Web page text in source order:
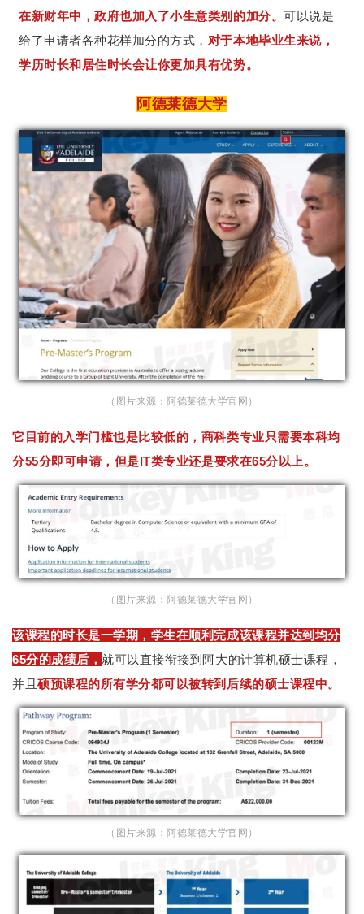
在新财年中，政府也加入了小生意类别的加分。可以说是
给了申请者各种花样加分的方式， 对于本地毕业生来说，
学历时长和居住时长会让你更加具有优势。
阿德莱德大学
（图片来源：阿德莱德大学官网）
它目前的入学门槛也是比较低的，商科类专业只需要本科均
分55分即可申请，但是IT类专业还是要求在65分以上。
（图片来源：阿德莱德大学官网）
该课程的时长是一学期，学生在顺利完成该课程并达到均分
65分的成绩后，就可以直接衔接到阿大的计算机硕士课程，
并且硕预课程的所有学分都可以被转到后续的硕士课程中。
（图片来源：阿德莱德大学官网）